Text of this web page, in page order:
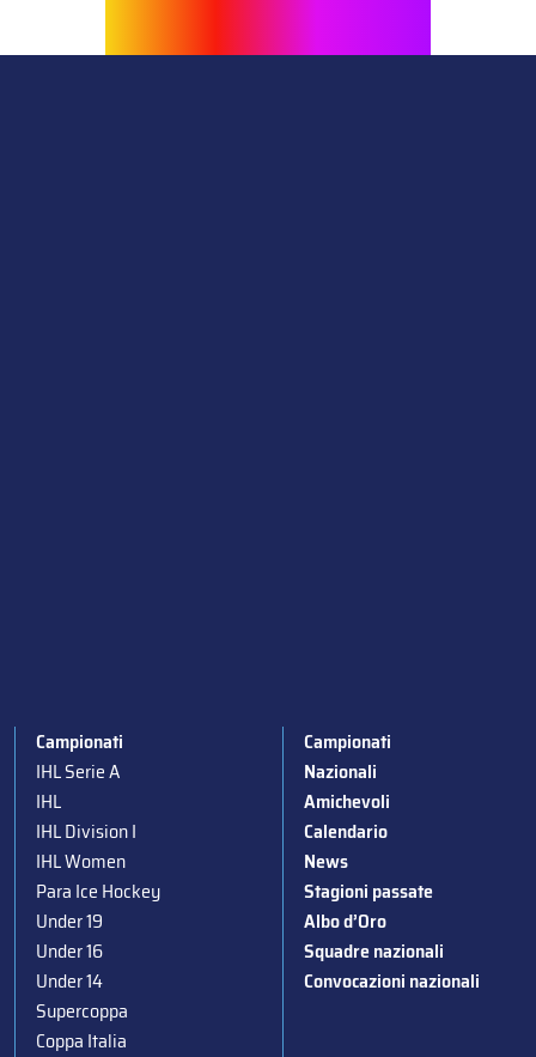
Campionati
IHL Serie A
IHL
IHL Division I
IHL Women
Para Ice Hockey
Under 19
Under 16
Under 14
Supercoppa
Coppa Italia
Campionati
Nazionali
Amichevoli
Calendario
News
Stagioni passate
Albo d’Oro
Squadre nazionali
Convocazioni nazionali